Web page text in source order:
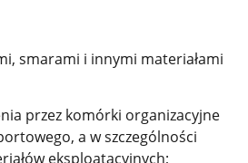
smarami i innymi materiałami
przez komórki organizacyjne
a w szczególności
eksploatacyjnych;